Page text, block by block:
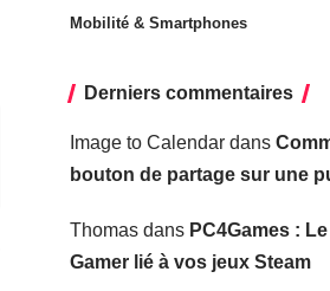
Mobilité & Smartphones
Derniers commentaires
Image to Calendardans
bouton de partage sur une
Thomasdans PC4Games :
Gamer lié à vos jeux Steam